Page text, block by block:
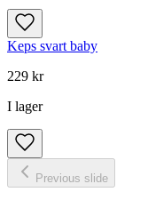
Keps svart baby
229 kr
I lager
Previous slide